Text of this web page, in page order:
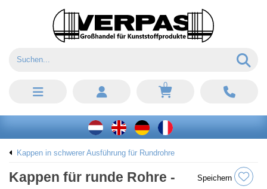
0
Kappen in schwerer Ausführung für Rundrohre
Kappen für runde Rohre -
Speichern